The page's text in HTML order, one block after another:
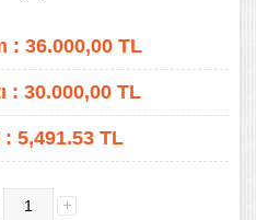
: 36.000,00TL
: 30.000,00TL
: 5,491.53 TL